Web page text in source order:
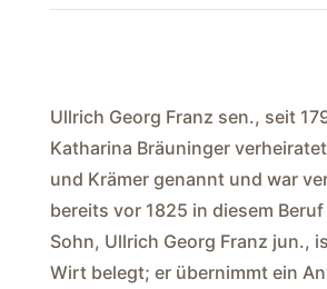
Ullrich Georg Franz sen., seit
Katharina Bräuninger
und Krämer genannt und war
bereits vor 1825 in diesem
Sohn, Ullrich Georg Franz jun.,
Wirt belegt; er übernimmt ein